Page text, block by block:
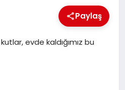
Paylaş